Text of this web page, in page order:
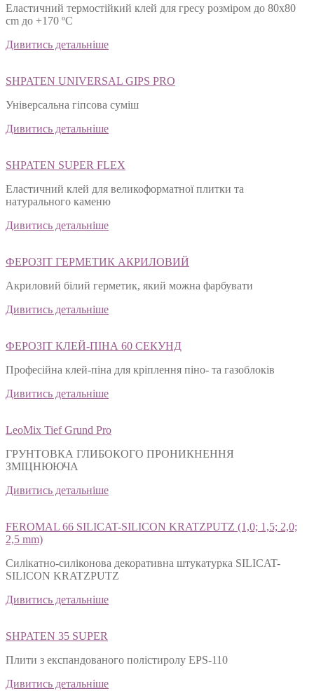
Еластичний термостійкий клей для гресу розміром до 80х80
cm до +170 ºС
Дивитись детальніше
SHPATEN UNIVERSAL GIPS PRO
Універсальна гіпсова суміш
Дивитись детальніше
SHPATEN SUPER FLEX
Еластичний клей для великоформатної плитки та
натурального каменю
Дивитись детальніше
ФЕРОЗІТ ГЕРМЕТИК АКРИЛОВИЙ
Акриловий білий герметик, який можна фарбувати
Дивитись детальніше
ФЕРОЗІТ КЛЕЙ-ПІНА 60 СЕКУНД
Професійна клей-піна для кріплення піно- та газоблоків
Дивитись детальніше
LeoMix Tief Grund Pro
ГРУНТОВКА ГЛИБОКОГО ПРОНИКНЕННЯ
ЗМІЦНЮЮЧА
Дивитись детальніше
FEROMAL 66 SILICAT-SILICON KRATZPUTZ (1,0; 1,5; 2,0;
2,5 mm)
Силікатно-силіконова декоративна штукатурка SILICAT-
SILICON KRATZPUTZ
Дивитись детальніше
SHPATEN 35 SUPER
Плити з експандованого полістиролу EPS-110
Дивитись детальніше